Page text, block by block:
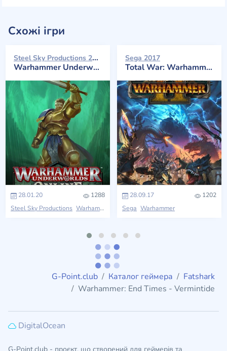
Схожі ігри
Steel Sky Productions 2020
Warhammer Underworlds: Online
28.01.20
1288
Steel Sky Productions Warhammer
Sega 2017
Total War: Warhammer II
28.09.17
1202
Sega Warhammer
G-Point.club Каталог геймера
Fatshark
Warhammer: End Times - Vermintide
DigitalOcean